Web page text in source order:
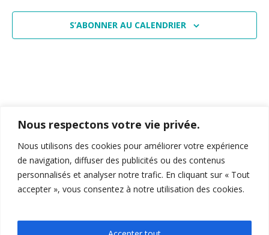
Nous respectons votre vie privée.
Nous utilisons des cookies pour améliorer votre expérience
de navigation, diffuser des publicités ou des contenus
personnalisés et analyser notre trafic. En cliquant sur « Tout
accepter », vous consentez à notre utilisation des cookies.
vues
S’ABONNER AU CALENDRIER
15-19 Allée Claude Forbin,13627, Aix-en-Provence
feg-miage-aix@univ-amu.fr